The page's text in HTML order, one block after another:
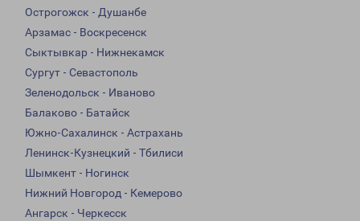
Острогожск - Душанбе
Арзамас - Воскресенск
Сыктывкар - Нижнекамск
Сургут - Севастополь
Зеленодольск - Иваново
Балаково - Батайск
Южно-Сахалинск - Астрахань
Ленинск-Кузнецкий - Тбилиси
Шымкент - Ногинск
Нижний Новгород - Кемерово
Ангарск - Черкесск